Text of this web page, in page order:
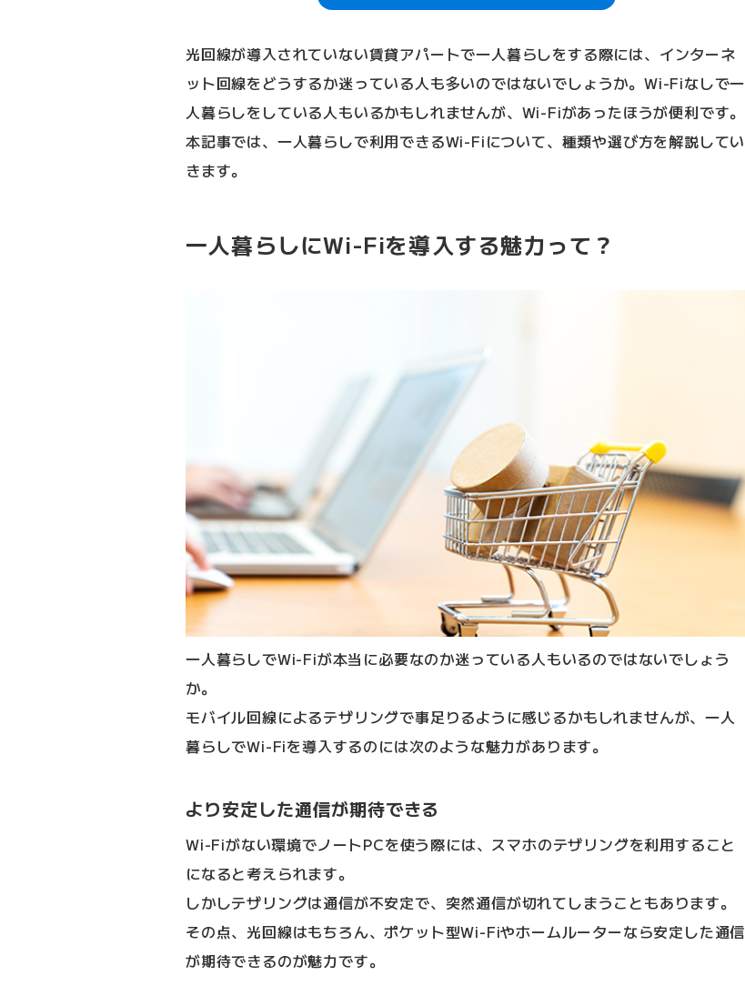
光回線が導入されていない賃貸アパートで一人暮らしをする際には、インターネ
ット回線をどうするか迷っている人も多いのではないでしょうか。Wi-Fiなしで一
人暮らしをしている人もいるかもしれませんが、Wi-Fiがあったほうが便利です。
本記事では、一人暮らしで利用できるWi-Fiについて、種類や選び方を解説してい
きます。
一人暮らしにWi-Fiを導入する魅力って？
一人暮らしでWi-Fiが本当に必要なのか迷っている人もいるのではないでしょう
か。
モバイル回線によるテザリングで事足りるように感じるかもしれませんが、一人
暮らしでWi-Fiを導入するのには次のような魅力があります。
より安定した通信が期待できる
Wi-Fiがない環境でノートPCを使う際には、スマホのテザリングを利用すること
になると考えられます。
しかしテザリングは通信が不安定で、突然通信が切れてしまうこともあります。
その点、光回線はもちろん、ポケット型Wi-Fiやホームルーターなら安定した通信
が期待できるのが魅力です。